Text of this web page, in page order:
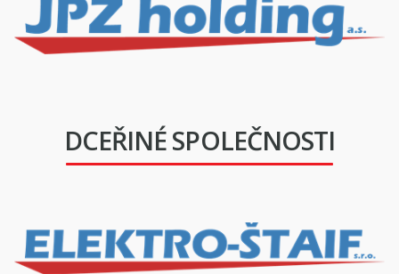
DCEŘINÉ SPOLEČNOSTI